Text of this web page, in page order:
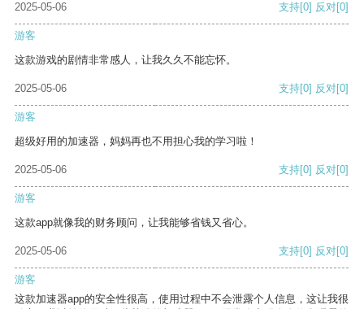
2025-05-06
支持[0] 反对[0]
游客
这款游戏的剧情非常感人，让我久久不能忘怀。
2025-05-06 支持[0] 反对[0]
游客
超级好用的加速器，妈妈再也不用担心我的学习啦！
2025-05-06 支持[0] 反对[0]
游客
这款app就像我的财务顾问，让我能够省钱又省心。
2025-05-06 支持[0] 反对[0]
游客
这款加速器app的安全性很高，使用过程中不会泄露个人信息，这让我很